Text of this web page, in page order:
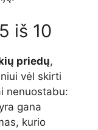
iš 10
priedų,
vėl skirti
nenuostabu:
gana
kurio